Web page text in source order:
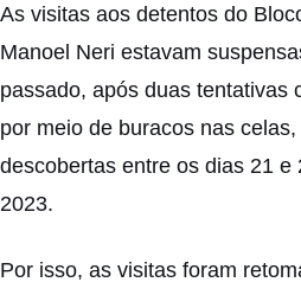
As visitas aos detentos do
Manoel Neri estavam
passado, após duas tentativas
por meio de buracos nas
descobertas entre os dias 21 e
2023.
Por isso, as visitas foram